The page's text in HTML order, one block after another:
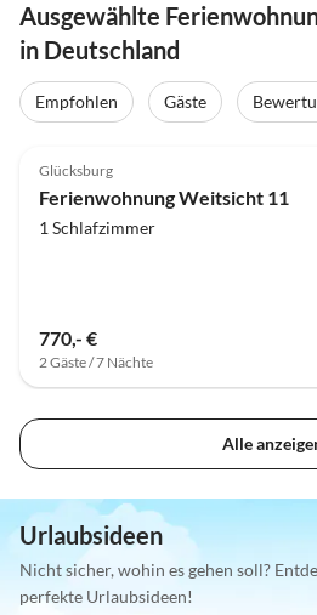
Ausgewählte
in Deutschland
Empfohlen Gäste
Glücksburg
Ferienwohnung Weitsicht 11
1 Schlafzimmer
770,- €
2 Gäste / 7 Nächte
Alle
Urlaubsideen
Nicht sicher, wohin es gehen soll?
perfekte Urlaubsideen!